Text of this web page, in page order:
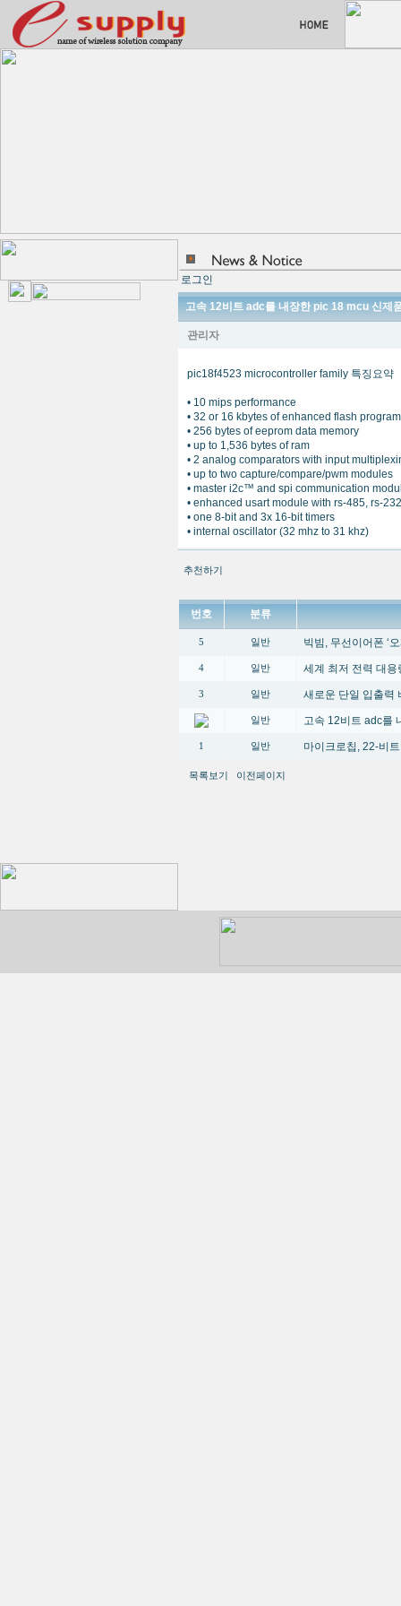
로그인
고속 12비트 adc를 내장한 pic 18 mcu 신제
관리자
pic18f4523 microcontroller family 특징요약
• 10 mips performance
• 32 or 16 kbytes of enhanced flash
• 256 bytes of eeprom data memory
• up to 1,536 bytes of ram
• 2 analog comparators with input
• up to two capture/compare/pwm modules
• master i2c™ and spi communication
• enhanced usart module with rs-485, rs-
• one 8-bit and 3x 16-bit timers
• internal oscillator (32 mhz to 31 khz)
추천하기
번호 분류
5 일반 빅빔, 무선이어폰 ‘
4 일반 세계 최저 전력 대
3 일반 새로운 단일 입출력
일반 고속 12비트 adc를
1 일반 마이크로칩, 22-비
목록보기 이전페이지